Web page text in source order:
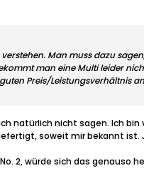
Man muss dazu
man eine Multi leider
Preis/Leistungsverhältnis
natürlich nicht sagen. Ich bin
soweit mir bekannt
2, würde sich das genauso